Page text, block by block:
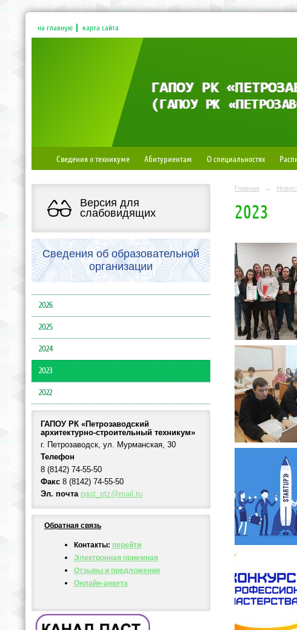
на главную карта сайта
Сведения о техникуме Абитуриентам О специальностях
Версия для
слабовидящих
Сведения об образовательной
организации
2026
2025
2024
2023
2022
ГАПОУ РК «Петрозаводский
архитектурно-строительный техникум»
г. Петрозаводск, ул. Мурманская, 30
Телефон
8 (8142) 74-55-50
Факс 8 (8142) 74-55-50
Эл. почта past_ptz@mail.ru
Обратная связь
Контакты: перейти
Электронная приемная
Отзывы и предложения
Онлайн-анкета
Главная →
2023